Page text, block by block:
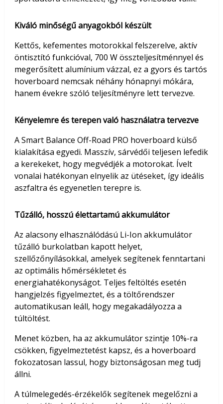
Kiváló minőségű anyagokból készült
Kettős, kefementes motorokkal felszerelve, aktív
öntisztító funkcióval, 700 W összteljesítménnyel és
megerősített alumínium vázzal, ez a gyors és tartós
hoverboard nemcsak néhány hónapnyi mókára,
hanem évekre szóló teljesítményre lett tervezve.
Kényelemre és terepen való használatra tervezve
A Smart Balance Off-Road PRO hoverboard külső
kialakítása egyedi. Masszív, sárvédői teljesen lefedik
a kerekeket, hogy megvédjék a motorokat. Ívelt
vonalai hatékonyan elnyelik az ütéseket, így ideális
aszfaltra és egyenetlen terepre is.
Tűzálló, hosszú élettartamú akkumulátor
Az alacsony elhasználódású Li-Ion akkumulátor
tűzálló burkolatban kapott helyet,
szellőzőnyílásokkal, amelyek segítenek fenntartani
az optimális hőmérsékletet és
energiahatékonyságot. Teljes feltöltés esetén
hangjelzés figyelmeztet, és a töltőrendszer
automatikusan leáll, hogy megakadályozza a
túltöltést.
Menet közben, ha az akkumulátor szintje 10%-ra
csökken, figyelmeztetést kapsz, és a hoverboard
fokozatosan lassul, hogy biztonságosan meg tudj
állni.
A túlmelegedés-érzékelők segítenek megelőzni a